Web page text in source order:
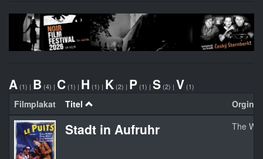
A (1) | B (4) | C (1) | H (1) | K (2) | P (1) | S (2) | V (1)
Filmplakat Titel
Stadt in Aufruhr The